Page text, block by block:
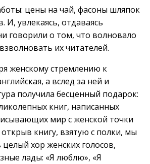
цены на чай, фасоны шляпок
И, увлекаясь, отдаваясь
говорили о том, что волновало
их читателей.
женскому стремлению к
а вслед за ней и
получила бесценный подарок:
книг, написанных
мир с женской точки
открыв книгу, взятую с полки, мы
хор женских голосов,
лады: «Я люблю», «Я